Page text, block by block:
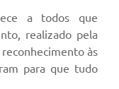
a todos que
realizado pela
às
para que tudo